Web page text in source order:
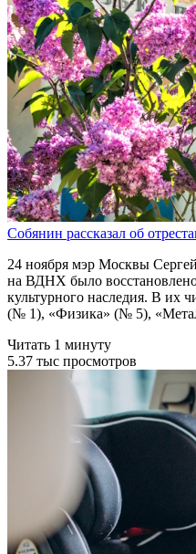
Собянин рассказал об
24 ноября мэр Москвы
на ВДНХ было
культурного наследия. В их
(№ 1), «Физика» (№ 5),
Читать 1 минуту
5.37 тыс просмотров